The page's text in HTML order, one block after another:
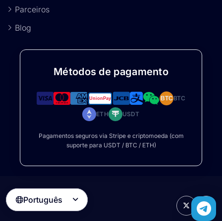
Parceiros
Blog
Métodos de pagamento
BTCBTC
ETH USDT
Pagamentos seguros via Stripe e criptomoeda (com
suporte para USDT / BTC / ETH)
Português 